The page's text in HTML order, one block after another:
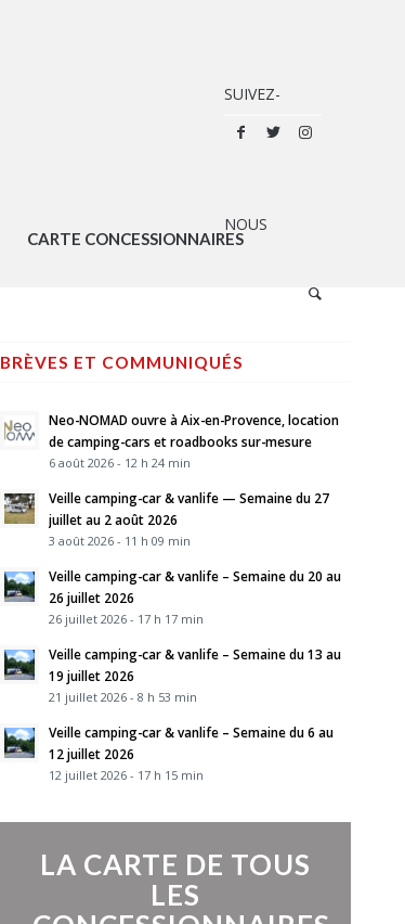
CARTE CONCESSIONNAIRES
BRÈVES ET COMMUNIQUÉS
Neo-NOMAD ouvre à Aix-en-Provence, location
de camping-cars et roadbooks sur-mesure
6 août 2026 - 12 h 24 min
Veille camping-car & vanlife — Semaine du 27
juillet au 2 août 2026
3 août 2026 - 11 h 09 min
Veille camping-car & vanlife – Semaine du 20 au
26 juillet 2026
26 juillet 2026 - 17 h 17 min
Veille camping-car & vanlife – Semaine du 13 au
19 juillet 2026
21 juillet 2026 - 8 h 53 min
Veille camping-car & vanlife – Semaine du 6 au
12 juillet 2026
12 juillet 2026 - 17 h 15 min
LA CARTE DE TOUS
LES